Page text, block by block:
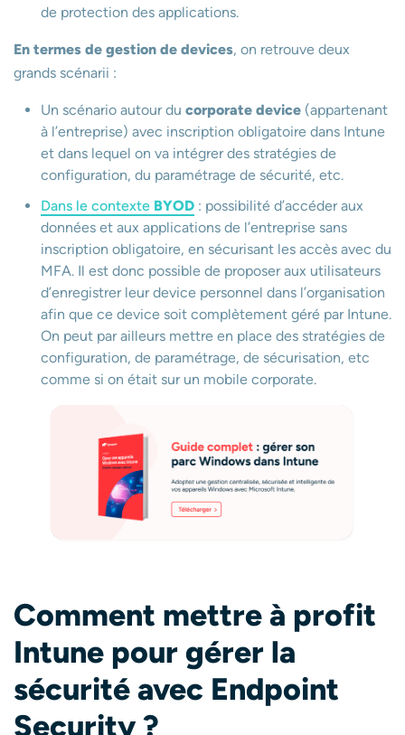
de protection des applications.
En termes de gestion de devices, on retrouve deux
grands scénarii :
Un scénario autour du corporate device (appartenant
à l’entreprise) avec inscription obligatoire dans Intune
et dans lequel on va intégrer des stratégies de
configuration, du paramétrage de sécurité, etc.
Dans le contexte BYOD : possibilité d’accéder aux
données et aux applications de l’entreprise sans
inscription obligatoire, en sécurisant les accès avec du
MFA. Il est donc possible de proposer aux utilisateurs
d’enregistrer leur device personnel dans l’organisation
afin que ce device soit complètement géré par Intune.
On peut par ailleurs mettre en place des stratégies de
configuration, de paramétrage, de sécurisation, etc
comme si on était sur un mobile corporate.
Comment mettre à profit
Intune pour gérer la
sécurité avec Endpoint
Security ?